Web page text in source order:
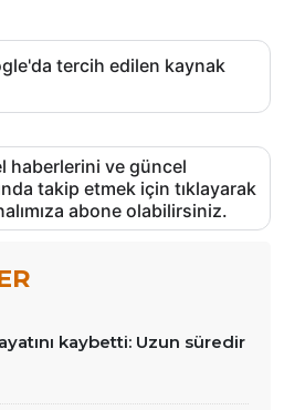
tercih edilen kaynak
haberlerini ve güncel
takip etmek için tıklayarak
abone olabilirsiniz.
kaybetti: Uzun süredir